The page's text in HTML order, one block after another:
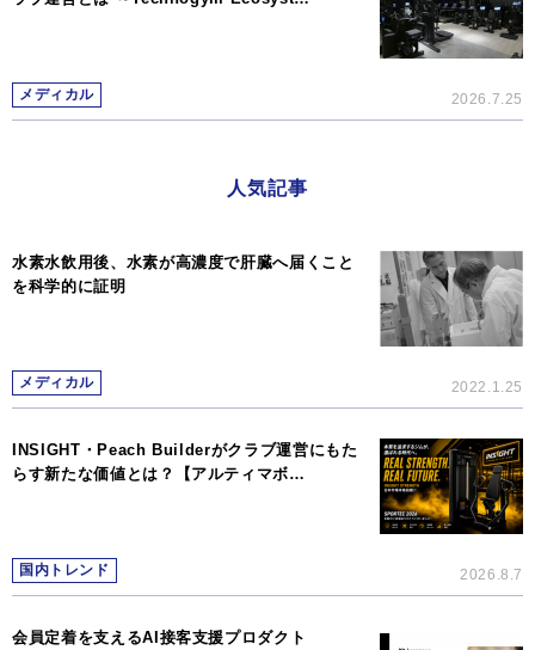
メディカル 2026.7.25
人気記事
水素水飲用後、水素が高濃度で肝臓へ届くこと
を科学的に証明
メディカル 2022.1.25
INSIGHT・Peach Builderがクラブ運営にもた
らす新たな価値とは？【アルティマボ…
国内トレンド 2026.8.7
会員定着を支えるAI接客支援プロダクト